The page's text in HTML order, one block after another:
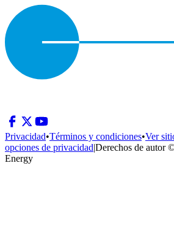
Privacidad•Términos y condiciones•Ver
opciones de privacidad|Derechos de autor
Energy